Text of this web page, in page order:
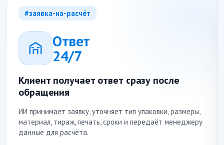
#заявка-на-расчёт
Ответ
24/7
Клиент получает ответ сразу после
обращения
ИИ принимает заявку, уточняет тип упаковки, размеры,
материал, тираж, печать, сроки и передаёт менеджеру
данные для расчёта.